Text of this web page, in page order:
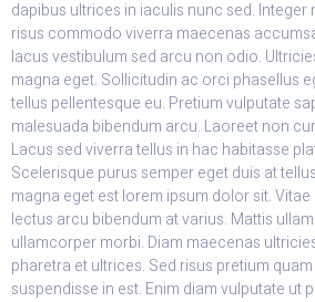
dapibus ultrices in iaculis nunc sed. Integer
risus commodo viverra maecenas
lacus vestibulum sed arcu non odio.
magna eget. Sollicitudin ac orci phasellus
tellus pellentesque eu. Pretium vulputate
malesuada bibendum arcu. Laoreet non
Lacus sed viverra tellus in hac habitasse
Scelerisque purus semper eget duis at
magna eget est lorem ipsum dolor sit.
lectus arcu bibendum at varius. Mattis
ullamcorper morbi. Diam maecenas
pharetra et ultrices. Sed risus pretium
suspendisse in est. Enim diam vulputate ut